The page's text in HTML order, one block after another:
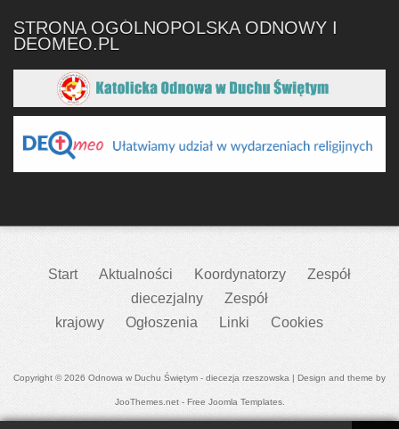
STRONA OGÓLNOPOLSKA ODNOWY I
DEOMEO.PL
Start Aktualności Koordynatorzy
Zespół
diecezjalny
Zespół
krajowy
Ogłoszenia Linki Cookies
Copyright © 2026 Odnowa w Duchu Świętym - diecezja rzeszowska | Design and theme by
JooThemes.net - Free Joomla Templates.